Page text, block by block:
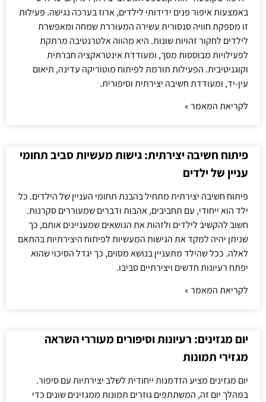
באמצעות איפור פנים ידידותי לילדים, ארוז בערכה נגישה. פעילות
זו מספקת חוויה סנסורית עשירה המעוררת שמחה ומאפשרת
לילדים לחקור זהויות שונות. היא מהווה אלטרנטיבה מרתקת
לפעילויות מבוססות מסך, ומעודדת אינטראקציה חברתית
וקוגניטיבית. הפעילות תורמת לפיתוח מוטוריקה עדינה, תיאום
עין-יד, ומעודדת חשיבה יצירתית וסיפורית.
לקריאת המאמר »
פיתוח חשיבה יצירתית: גישות מעשיות סביב תחומי
עניין של ילדים
פיתוח חשיבה יצירתית מתחיל בהבנת תחומי העניין של הילדים. כל
ילד הוא ייחודי, עם תחביבים, אהבות ודברים שמעוררים סקרנות.
חשוב להקשיב לילדים ולזהות את הנושאים שמעניינים אותם, כך
שניתן יהיה למקד את הגישות המעשיות לפיתוח היצירתיות בהתאם
לאלה. ככל שהילד מתעניין בנושא מסוים, כך יגדל הסיכוי שהוא
יפתח רעיונות חדשים ויצירתיים סביבו.
לקריאת המאמר »
יום מגזינים: רעיונות וסיפורים מעוררי השראה
מגזירי תמונות
יום מגזינים מציע הזדמנות ייחודית לשלב יצירתיות עם סיפור.
במהלך יום זה, המשתתפים גוזרים תמונות ממגזינים שונים כדי